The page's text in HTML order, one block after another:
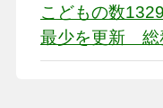
こどもの数
最少を更新 総